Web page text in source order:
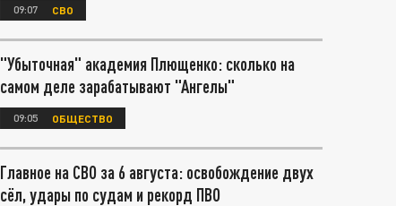
09:07 СВО
"Убыточная" академия Плющенко: сколько на
самом деле зарабатывают "Ангелы"
09:05 ОБЩЕСТВО
Главное на СВО за 6 августа: освобождение двух
сёл, удары по судам и рекорд ПВО